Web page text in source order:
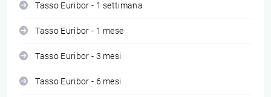
Tasso Euribor - 1 settimana
Tasso Euribor - 1 mese
Tasso Euribor - 3 mesi
Tasso Euribor - 6 mesi